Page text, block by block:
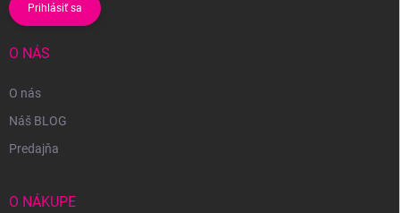
Prihlásiť sa
O NÁS
O nás
Náš BLOG
Predajňa
O NÁKUPE